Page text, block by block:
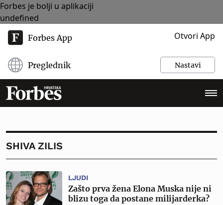
Forbes je bolji u aplikaciji
undefined
Forbes App Otvori App
Preglednik Nastavi
SHIVA ZILIS
LJUDI
Zašto prva žena Elona Muska nije ni
blizu toga da postane milijarderka?